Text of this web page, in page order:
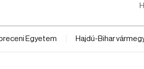
Egyetem Hajdú-Bihar